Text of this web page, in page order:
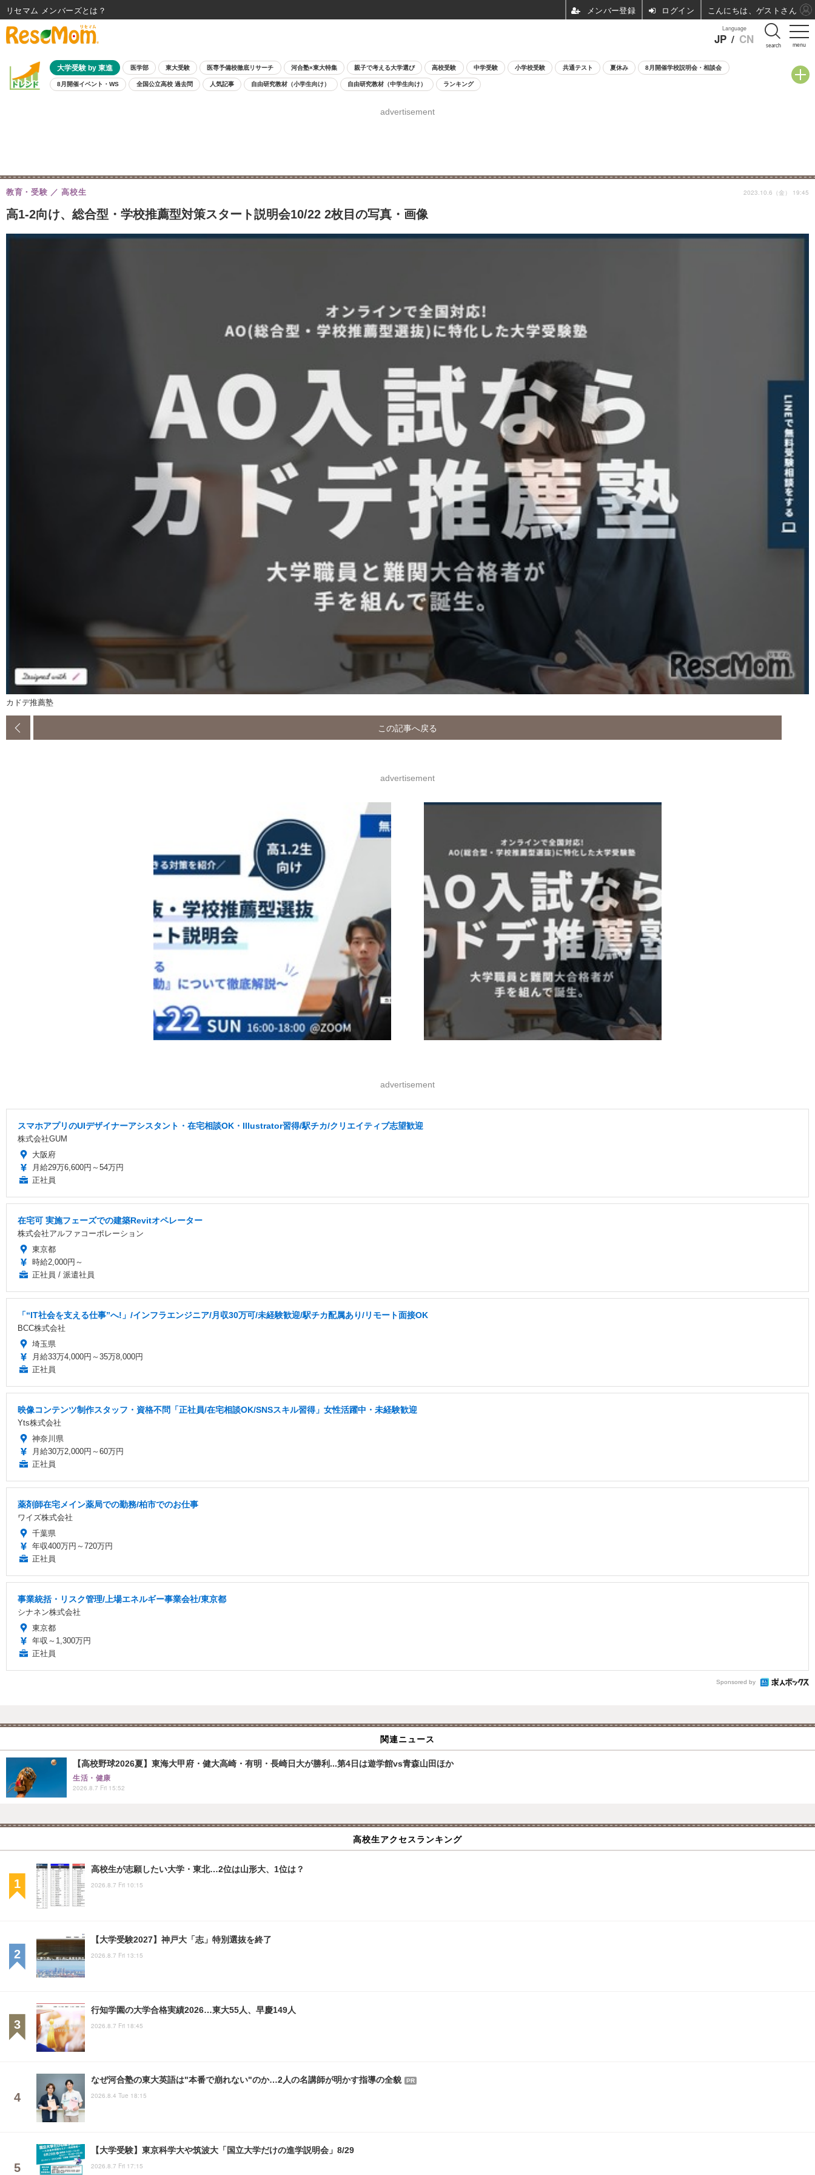
menu
Language
JP / CN search
大学受験 by 東進 医学部 東大受験 医専予備校徹底リサーチ 河合塾×東大特集 親子で考える大学選び 高校受験 中学受験 小学校受験 共通テスト 夏休み 8月開催学校説明会・相談会
8月開催イベント・WS 全国公立高校 過去問 人気記事 自由研究教材（小学生向け） 自由研究教材（中学生向け） ランキング
advertisement
高1-2向け、総合型・学校推薦型対策スタート説明会10/22 2枚目の写真・画像
教育・受験 高校生 2023.10.6（金） 19:45
カドデ推薦塾
この記事へ戻る
advertisement
advertisement
スマホアプリのUIデザイナーアシスタント・在宅相談OK・Illustrator習得/駅チカ/クリエイティブ志望歓迎
株式会社GUM
大阪府
月給29万6,600円～54万円
正社員
在宅可 実施フェーズでの建築Revitオペレーター
株式会社アルファコーポレーション
東京都
時給2,000円～
正社員 / 派遣社員
「“IT社会を支える仕事”へ!」/インフラエンジニア/月収30万可/未経験歓迎/駅チカ配属あり/リモート面接OK
BCC株式会社
埼玉県
月給33万4,000円～35万8,000円
正社員
映像コンテンツ制作スタッフ・資格不問「正社員/在宅相談OK/SNSスキル習得」女性活躍中・未経験歓迎
Yts株式会社
神奈川県
月給30万2,000円～60万円
正社員
薬剤師在宅メイン薬局での勤務/柏市でのお仕事
ワイズ株式会社
千葉県
年収400万円～720万円
正社員
事業統括・リスク管理/上場エネルギー事業会社/東京都
シナネン株式会社
東京都
年収～1,300万円
正社員
Sponsored by
関連ニュース
【高校野球2026夏】東海大甲府・健大高崎・有明・長崎日大が勝利...第4日は遊学館vs青森山田ほか
生活・健康
2026.8.7 Fri 15:52
高校生アクセスランキング
高校生が志願したい大学・東北…2位は山形大、1位は？
2026.8.7 Fri 10:15
【大学受験2027】神戸大「志」特別選抜を終了
2026.8.7 Fri 13:15
行知学園の大学合格実績2026…東大55人、早慶149人
2026.8.7 Fri 18:45
なぜ河合塾の東大英語は"本番で崩れない"のか…2人の名講師が明かす指導の全貌 PR
2026.8.4 Tue 18:15
【大学受験】東京科学大や筑波大「国立大学だけの進学説明会」8/29
2026.8.7 Fri 17:15
リセマム メンバーズ ログイン こんにちは、ゲストさん